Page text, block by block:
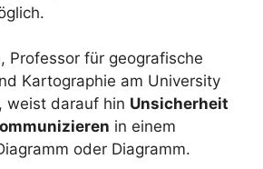
Professor für geografische
Kartographie am University
weist darauf hin Unsicherheit
in einem
oder Diagramm.